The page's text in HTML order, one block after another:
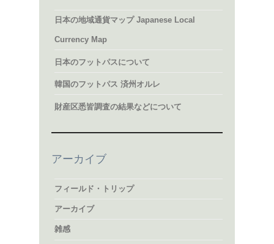
日本の地域通貨マップ Japanese Local
Currency Map
日本のフットパスについて
韓国のフットパス 済州オルレ
財産区悉皆調査の結果などについて
アーカイブ
フィールド・トリップ
アーカイブ
雑感